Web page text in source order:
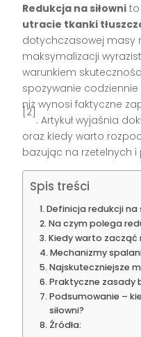
Redukcja na siłowni
utracie tkanki
dotychczasowej masy
maksymalizacji
warunkiem
spożywanie
niż wynosi faktyczne
[2]
. Artykuł wyjaśnia
oraz kiedy warto
bazując na rzetelnych i
Spis treści
Definicja redukcji na
Na czym polega
Kiedy warto zacząć
Mechanizmy
Najskuteczniejsze
Praktyczne zasady
Podsumowanie –
siłowni?
Źródła: